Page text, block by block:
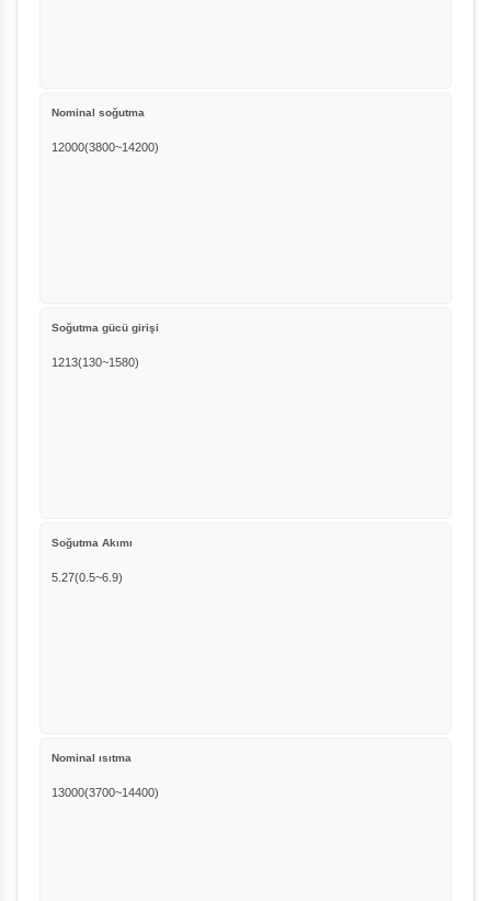
Nominal soğutma
12000(3800~14200)
Soğutma gücü girişi
1213(130~1580)
Soğutma Akımı
5.27(0.5~6.9)
Nominal ısıtma
13000(3700~14400)